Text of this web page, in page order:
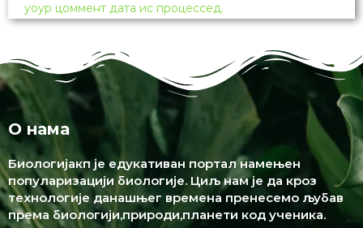
yоур цоммент дата ис процессед.
О нама
Биологијакп је едукативан портал намењен
популаризацији биологије. Циљ нам је да кроз
технологије данашњег времена пренесемо љубав
према биологији,природи,планети код ученика.